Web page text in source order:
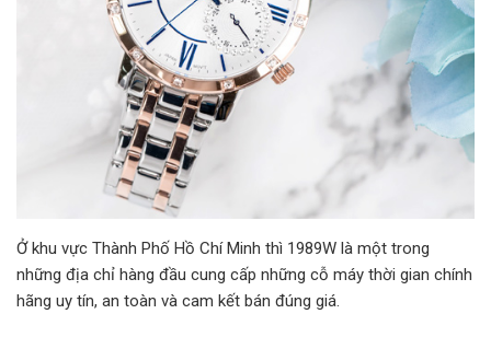
Ở khu vực Thành Phố Hồ Chí Minh thì 1989W là một trong
những địa chỉ hàng đầu cung cấp những cỗ máy thời gian chính
hãng uy tín, an toàn và cam kết bán đúng giá.